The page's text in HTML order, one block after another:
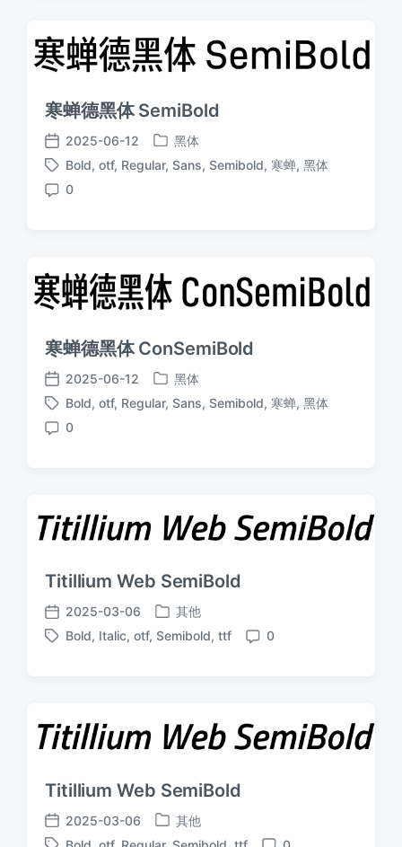
寒蝉德黑体 SemiBold
发
布
日
2025-06-12
发
布
黑体
标
签
Bold, otf, Regular, Sans, Semibold, 寒蝉, 黑体
评
0
寒蝉德黑体 ConSemiBold
发
布
日
2025-06-12
发
布
黑体
标
签
Bold, otf, Regular, Sans, Semibold, 寒蝉, 黑体
评
0
Titillium Web SemiBold
发
布
2025-03-06
发
布
其他
标
Bold, Italic, otf, Semibold, ttf
评
0
Titillium Web SemiBold
发
2025-03-06
发
其他